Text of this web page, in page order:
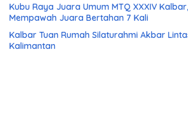
Kubu Raya Juara Umum MTQ XXXIV
Mempawah Juara Bertahan 7 Kali
Kalbar Tuan Rumah Silaturahmi Akbar
Kalimantan